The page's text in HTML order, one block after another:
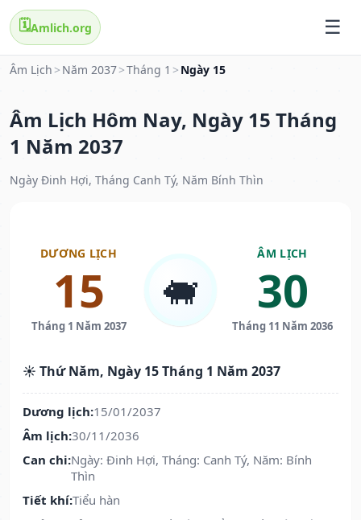
🗓️Amlich.org
Âm Lịch > Năm 2037>Tháng 1 > Ngày 15
Âm Lịch Hôm Nay, Ngày 15 Tháng
1 Năm 2037
Ngày Đinh Hợi, Tháng Canh Tý, Năm Bính Thìn
DƯƠNG LỊCH
15
Tháng 1 Năm 2037
🐖
ÂM LỊCH
30
Tháng 11 Năm 2036
☀️ Thứ Năm, Ngày 15 Tháng 1 Năm 2037
Dương lịch:15/01/2037
Âm lịch:30/11/2036
Can chi:Ngày: Đinh Hợi, Tháng: Canh Tý, Năm: Bính
Thìn
Tiết khí:Tiểu hàn